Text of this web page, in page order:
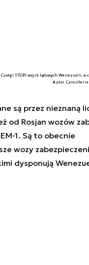
Czołgi T-72B1 wojsk lądowych Wenezueli,
Autor. Cancillería
są przez nieznaną
od Rosjan wozów
1. Są to obecnie
wozy
dysponują